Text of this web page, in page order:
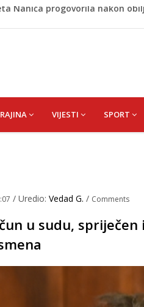
više od 40 godina: Saudijska
oglasio uoči početka nove
Nanića progovorila nakon
gdje se odaje počast mom sinu"
VIJESTI SPORT
/ Uredio: Vedad G. / Comments
u sudu,